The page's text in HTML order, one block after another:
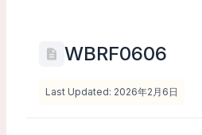
WBRF0606
Last Updated: 2026年2月6日